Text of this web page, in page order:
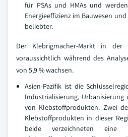
für PSAs und HMAs und
Energieeffizienz im Bauwesen
beliebter.
Der Klebrigmacher-Markt in der
voraussichtlich während des
von 5,9 % wachsen.
Asien-Pazifik ist die
Industrialisierung, Urbanisierung
von Klebstoffprodukten. Zwei
Klebstoffprodukten in dieser
beide verzeichneten eine